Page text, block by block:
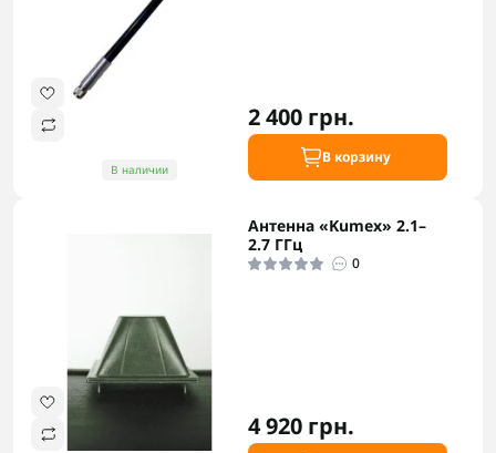
В наличии
2 400 грн.
В корзину
Антенна «Kumex» 2.1–
2.7 ГГц
0
4 920 грн.